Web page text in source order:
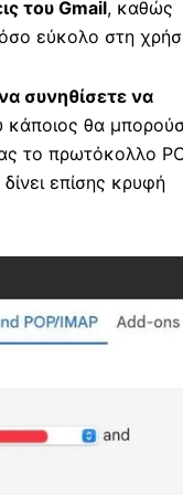
του Gmail, καθώς
εύκολο στη
συνηθίσετε να
κάποιος θα
το πρωτόκολλο
επίσης κρυφή